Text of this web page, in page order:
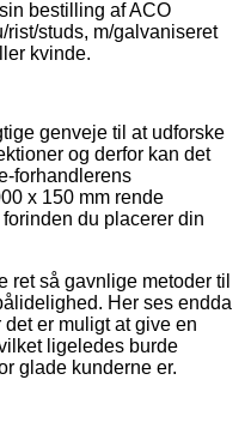
bestilling af ACO
studs, m/galvaniseret
kvinde.
genveje til at udforske
og derfor kan det
forhandlerens
x 150 mm rende
du placerer din
ret så gavnlige metoder til
Her ses endda
er muligt at give en
ligeledes burde
glade kunderne er.